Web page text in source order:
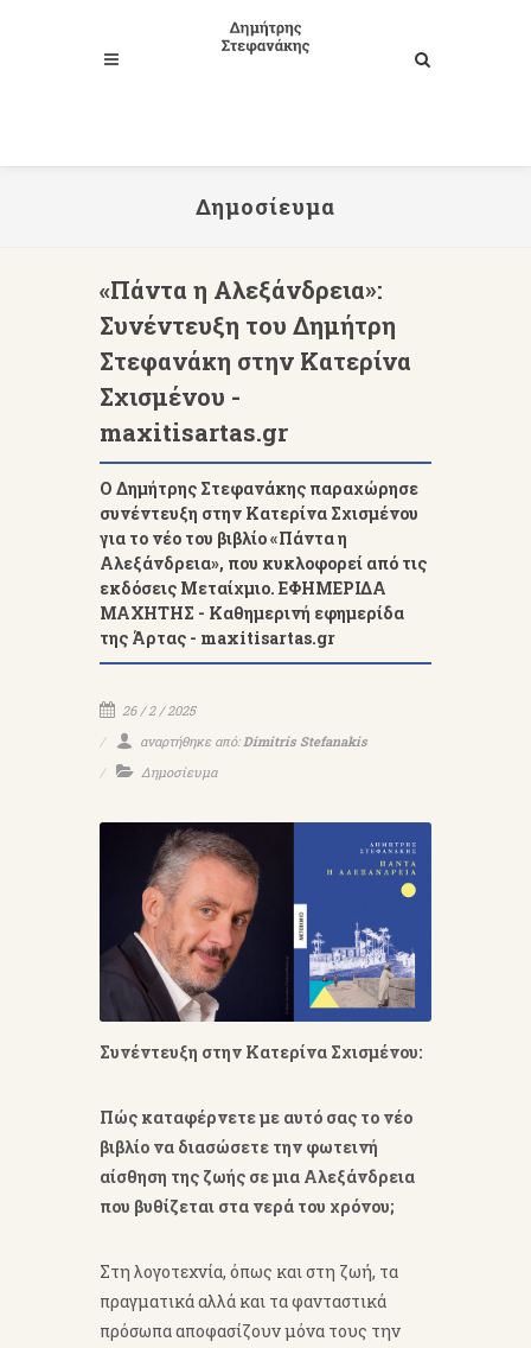
Δημοσίευμα
«Πάντα η Αλεξάνδρεια»:
Συνέντευξη του Δημήτρη
Στεφανάκη στην Κατερίνα
Σχισμένου -
maxitisartas.gr
Ο Δημήτρης Στεφανάκης παραχώρησε
συνέντευξη στην Κατερίνα Σχισμένου
για το νέο του βιβλίο «Πάντα η
Αλεξάνδρεια», που κυκλοφορεί από τις
εκδόσεις Μεταίχμιο. ΕΦΗΜΕΡΙΔΑ
ΜΑΧΗΤΗΣ - Καθημερινή εφημερίδα
της Άρτας - maxitisartas.gr
26 / 2 / 2025
αναρτήθηκε από:Dimitris Stefanakis
Δημοσίευμα
Συνέντευξη στην Κατερίνα Σχισμένου:
Πώς καταφέρνετε με αυτό σας το νέο
βιβλίο να διασώσετε την φωτεινή
αίσθηση της ζωής σε μια Αλεξάνδρεια
που βυθίζεται στα νερά του χρόνου;
Στη λογοτεχνία, όπως και στη ζωή, τα
πραγματικά αλλά και τα φανταστικά
πρόσωπα αποφασίζουν μόνα τους την